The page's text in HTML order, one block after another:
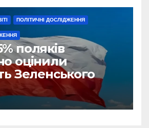
ПОЛІТИЧНІ ДОСЛІДЖЕННЯ
поляків
оцінили
Зеленського